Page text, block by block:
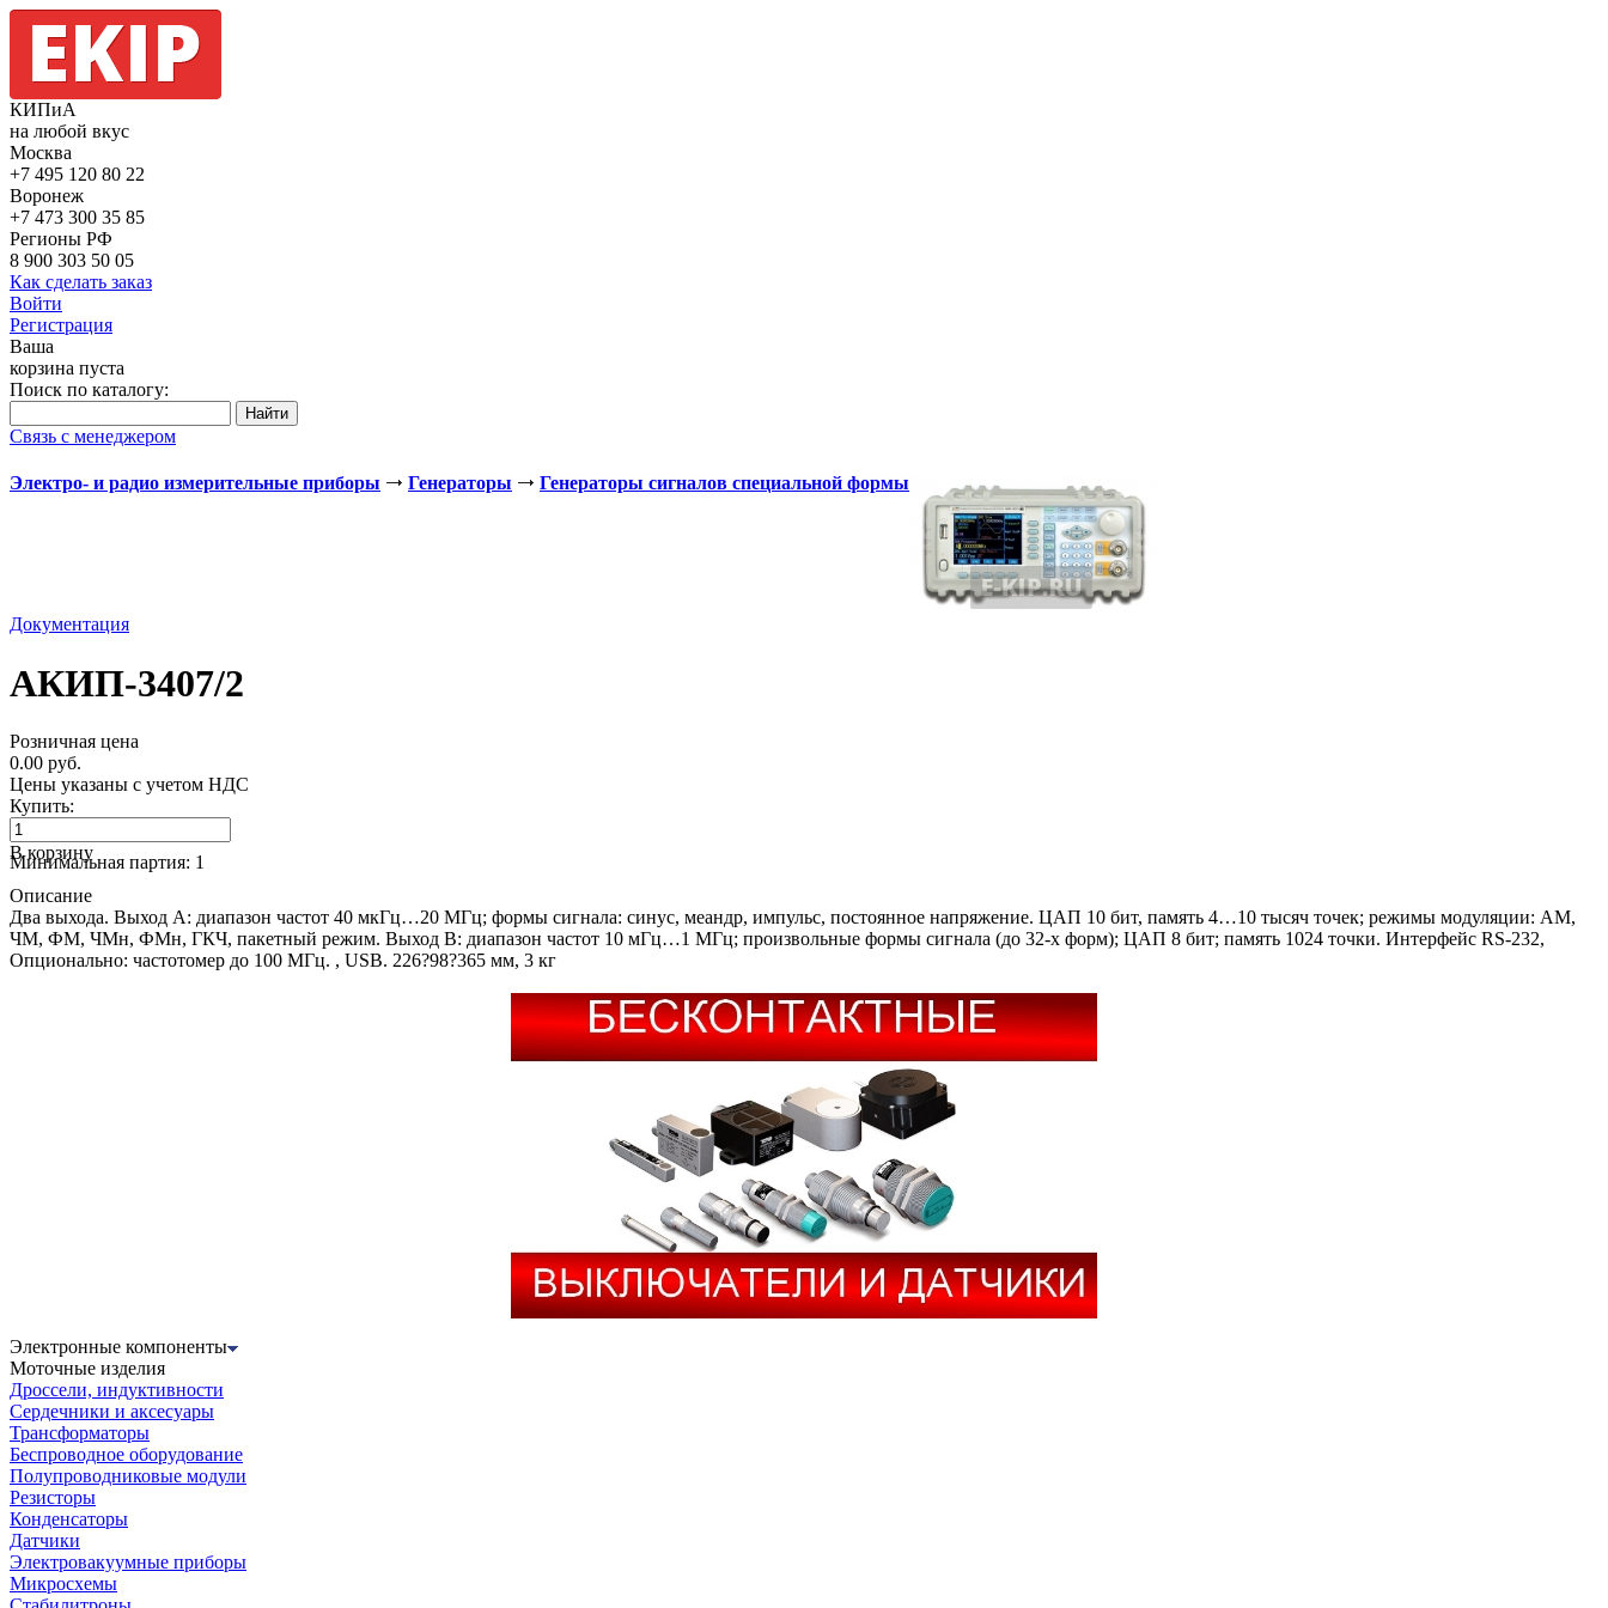
КИПиА
на любой вкус
Москва
+7 495 120 80 22
Воронеж
+7 473 300 35 85
Регионы РФ
8 900 303 50 05
Как сделать заказ
Войти
Регистрация
Ваша
корзина пуста
Поиск по каталогу:
Связь с менеджером
Электро- и радио измерительные приборы Генераторы Генераторы сигналов специальной формы
Документация
АКИП-3407/2
Розничная цена
0.00 руб.
Цены указаны с учетом НДС
Купить:
В корзину
Минимальная партия: 1
Описание
Два выхода. Выход A: диапазон частот 40 мкГц…20 МГц; формы сигнала: синус, меандр, импульс, постоянное напряжение. ЦАП 10 бит, память 4…10 тысяч точек; режимы модуляции: АМ,
ЧМ, ФМ, ЧМн, ФМн, ГКЧ, пакетный режим. Выход B: диапазон частот 10 мГц…1 МГц; произвольные формы сигнала (до 32-х форм); ЦАП 8 бит; память 1024 точки. Интерфейс RS-232,
Опционально: частотомер до 100 МГц. , USB. 226?98?365 мм, 3 кг
Электронные компоненты
Моточные изделия
Дроссели, индуктивности
Сердечники и аксесуары
Трансформаторы
Беспроводное оборудование
Полупроводниковые модули
Резисторы
Конденсаторы
Датчики
Электровакуумные приборы
Микросхемы